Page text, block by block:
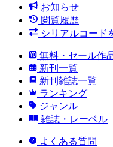
お知らせ
閲覧履歴
シリアルコード
無料・セール作
新刊一覧
新刊雑誌一覧
ランキング
ジャンル
雑誌・レーベル
よくある質問